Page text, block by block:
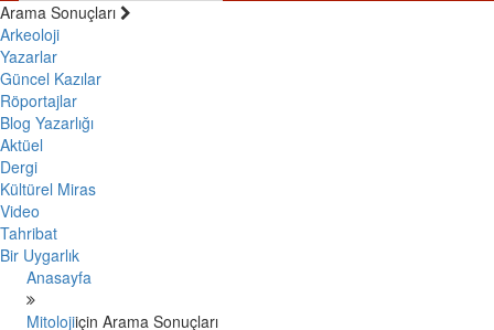
Arama Sonuçları
Arkeoloji
Yazarlar
Güncel Kazılar
Röportajlar
Blog Yazarlığı
Aktüel
Dergi
Kültürel Miras
Video
Tahribat
Bir Uygarlık
Anasayfa
Mitolojiiçin Arama Sonuçları